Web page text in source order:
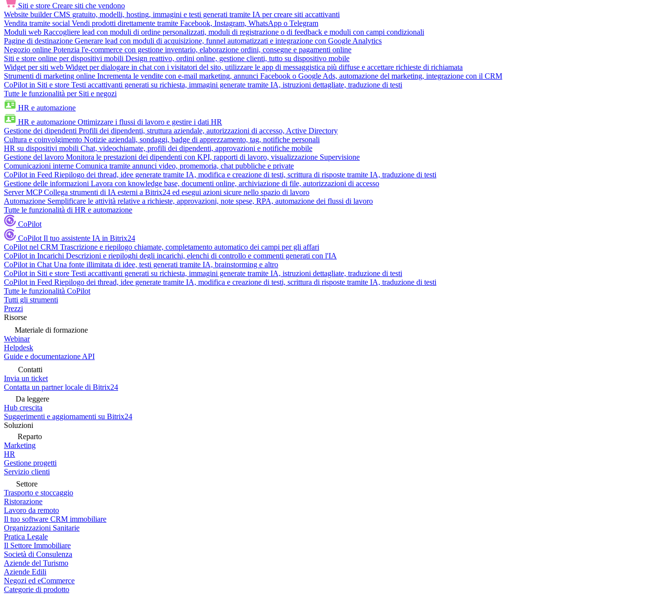
Siti e store Creare siti che vendono
Website builder CMS gratuito, modelli, hosting, immagini e testi generati tramite IA per creare siti accattivanti
Vendita tramite social Vendi prodotti direttamente tramite Facebook, Instagram, WhatsApp o Telegram
Moduli web Raccogliere lead con moduli di ordine personalizzati, moduli di registrazione o di feedback e moduli con campi condizionali
Pagine di destinazione Generare lead con moduli di acquisizione, funnel automatizzati e integrazione con Google Analytics
Negozio online Potenzia l'e-commerce con gestione inventario, elaborazione ordini, consegne e pagamenti online
Siti e store online per dispositivi mobili Design reattivo, ordini online, gestione clienti, tutto su dispositivo mobile
Widget per siti web Widget per dialogare in chat con i visitatori del sito, utilizzare le app di messaggistica più diffuse e accettare richieste di richiamata
Strumenti di marketing online Incrementa le vendite con e-mail marketing, annunci Facebook o Google Ads, automazione del marketing, integrazione con il CRM
CoPilot in Siti e store Testi accattivanti generati su richiesta, immagini generate tramite IA, istruzioni dettagliate, traduzione di testi
Tutte le funzionalità per Siti e negozi
HR e automazione
HR e automazione Ottimizzare i flussi di lavoro e gestire i dati HR
Gestione dei dipendenti Profili dei dipendenti, struttura aziendale, autorizzazioni di accesso, Active Directory
Cultura e coinvolgimento Notizie aziendali, sondaggi, badge di apprezzamento, tag, notifiche personali
HR su dispositivi mobili Chat, videochiamate, profili dei dipendenti, approvazioni e notifiche mobile
Gestione del lavoro Monitora le prestazioni dei dipendenti con KPI, rapporti di lavoro, visualizzazione Supervisione
Comunicazioni interne Comunica tramite annunci video, promemoria, chat pubbliche e private
CoPilot in Feed Riepilogo dei thread, idee generate tramite IA, modifica e creazione di testi, scrittura di risposte tramite IA, traduzione di testi
Gestione delle informazioni Lavora con knowledge base, documenti online, archiviazione di file, autorizzazioni di accesso
Server MCP Collega strumenti di IA esterni a Bitrix24 ed esegui azioni sicure nello spazio di lavoro
Automazione Semplificare le attività relative a richieste, approvazioni, note spese, RPA, automazione dei flussi di lavoro
Tutte le funzionalità di HR e automazione
CoPilot
CoPilot Il tuo assistente IA in Bitrix24
CoPilot nel CRM Trascrizione e riepilogo chiamate, completamento automatico dei campi per gli affari
CoPilot in Incarichi Descrizioni e riepiloghi degli incarichi, elenchi di controllo e commenti generati con l'IA
CoPilot in Chat Una fonte illimitata di idee, testi generati tramite IA, brainstorming e altro
CoPilot in Siti e store Testi accattivanti generati su richiesta, immagini generate tramite IA, istruzioni dettagliate, traduzione di testi
CoPilot in Feed Riepilogo dei thread, idee generate tramite IA, modifica e creazione di testi, scrittura di risposte tramite IA, traduzione di testi
Tutte le funzionalità CoPilot
Tutti gli strumenti
Prezzi
Risorse
Materiale di formazione
Webinar
Helpdesk
Guide e documentazione API
Contatti
Invia un ticket
Contatta un partner locale di Bitrix24
Da leggere
Hub crescita
Suggerimenti e aggiornamenti su Bitrix24
Soluzioni
Reparto
Marketing
HR
Gestione progetti
Servizio clienti
Settore
Trasporto e stoccaggio
Ristorazione
Lavoro da remoto
Il tuo software CRM immobiliare
Organizzazioni Sanitarie
Pratica Legale
Il Settore Immobiliare
Società di Consulenza
Aziende del Turismo
Aziende Edili
Negozi ed eCommerce
Categorie di prodotto